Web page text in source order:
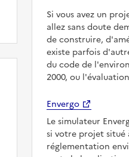
Si vous avez un
allez sans doute
de construire,
existe parfois
du code de
2000, ou
Envergo
Le simulateur
si votre projet situé
réglementation